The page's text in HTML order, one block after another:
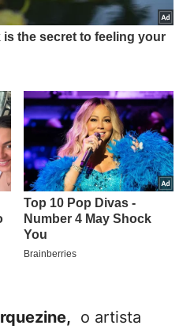
o artista